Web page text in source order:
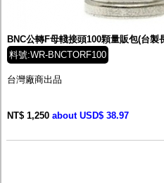
BNC公轉F母輚接頭100顆量販包(台製
料號:WR-BNCTORF100
台灣廠商出品
NT$ 1,250 about USD$ 38.97